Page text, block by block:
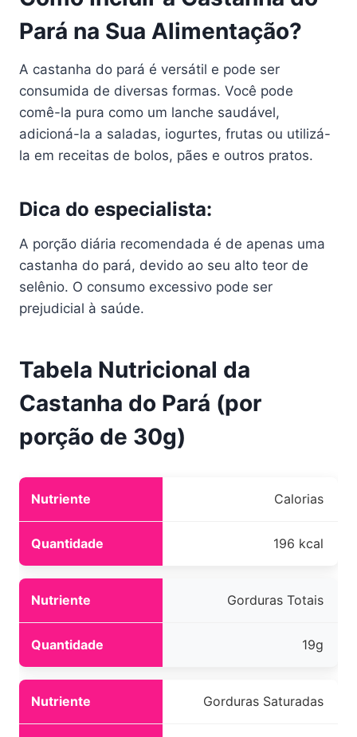
Pará na Sua Alimentação?
A castanha do pará é versátil e pode ser
consumida de diversas formas. Você pode
comê-la pura como um lanche saudável,
adicioná-la a saladas, iogurtes, frutas ou utilizá-
la em receitas de bolos, pães e outros pratos.
Dica do especialista:
A porção diária recomendada é de apenas uma
castanha do pará, devido ao seu alto teor de
selênio. O consumo excessivo pode ser
prejudicial à saúde.
Tabela Nutricional da
Castanha do Pará (por
porção de 30g)
Calorias
196 kcal
Gorduras Totais
19g
Gorduras Saturadas